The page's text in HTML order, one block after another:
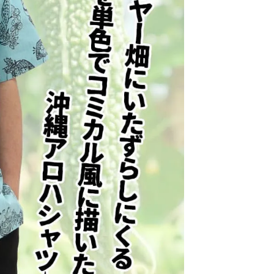
の目安は、本州・九州・四国は発送日の翌日、北海道
後、沖縄県内は翌日です。
ではありません。一部地域や天候・交通状況により、
が遅れる場合がございます。
の特徴は何ですか？
エステル24％・綿76％のサザンクロスドビー生地を
しています。
の模様が織り込まれた表情のある生地で、しっかり
た着心地がありながら、シワや縮みが発生しにくいの
徴です。
入れがしやすく、通気性や速乾性にも優れているた
暑い季節のお出かけにも取り入れやすい素材です。